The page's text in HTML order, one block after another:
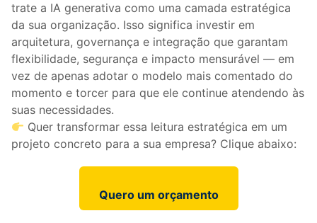
trate a IA generativa como uma camada estratégica
da sua organização. Isso significa investir em
arquitetura, governança e integração que garantam
flexibilidade, segurança e impacto mensurável — em
vez de apenas adotar o modelo mais comentado do
momento e torcer para que ele continue atendendo às
suas necessidades.
Quer transformar essa leitura estratégica em um
projeto concreto para a sua empresa? Clique abaixo:
Quero um orçamento